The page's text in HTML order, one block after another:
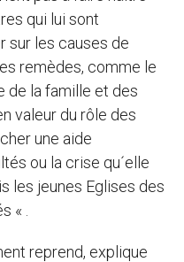
qui lui sont
sur les causes de
remèdes, comme le
de la famille et des
valeur du rôle des
une aide
ou la crise qu´elle
les jeunes Eglises des
« .
reprend, explique